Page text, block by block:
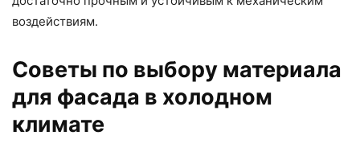
воздействиям.
Советы по выбору материала
для фасада в холодном
климате